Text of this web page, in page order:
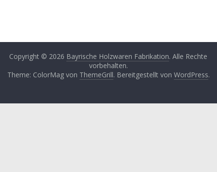
Copyright © 2026 Bayrische Holzwaren Fabrikation. Alle Rechte
vorbehalten.
Theme: ColorMag von ThemeGrill. Bereitgestellt von WordPress.